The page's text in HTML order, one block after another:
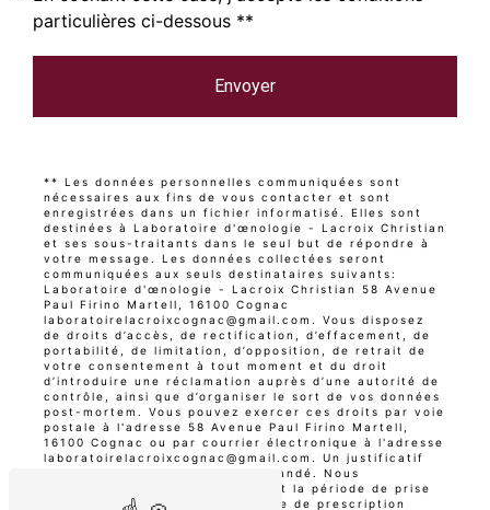
particulières ci-dessous **
Envoyer
** Les données personnelles communiquées sont
nécessaires aux fins de vous contacter et sont
enregistrées dans un fichier informatisé. Elles sont
destinées à Laboratoire d'œnologie - Lacroix Christian
et ses sous-traitants dans le seul but de répondre à
votre message. Les données collectées seront
communiquées aux seuls destinataires suivants:
Laboratoire d'œnologie - Lacroix Christian 58 Avenue
Paul Firino Martell, 16100 Cognac
laboratoirelacroixcognac@gmail.com. Vous disposez
de droits d’accès, de rectification, d’effacement, de
portabilité, de limitation, d’opposition, de retrait de
votre consentement à tout moment et du droit
d’introduire une réclamation auprès d’une autorité de
contrôle, ainsi que d’organiser le sort de vos données
post-mortem. Vous pouvez exercer ces droits par voie
postale à l'adresse 58 Avenue Paul Firino Martell,
16100 Cognac ou par courrier électronique à l'adresse
laboratoirelacroixcognac@gmail.com. Un justificatif
d'identité pourra vous être demandé. Nous
conservons vos données pendant la période de prise
de contact puis pendant la durée de prescription